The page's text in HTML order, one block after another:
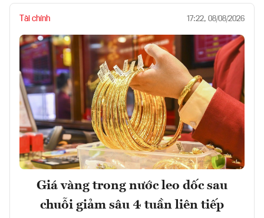
Tài chính 17:22, 08/08/2026
Giá vàng trong nước leo dốc sau
chuỗi giảm sâu 4 tuần liên tiếp